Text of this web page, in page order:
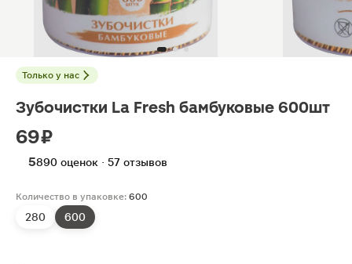
Только у нас
Зубочистки La Fresh бамбуковые 600шт
69 ₽
5890 оценок · 57 отзывов
Количество в упаковке: 600
280 600